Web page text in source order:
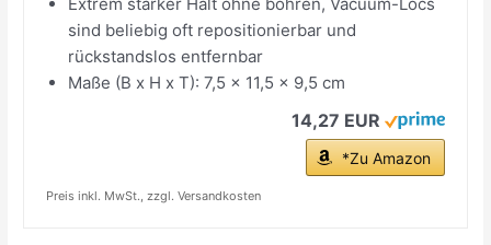
sind beliebig oft repositionierbar und
rückstandslos entfernbar
Maße (B x H x T): 7,5 x 11,5 x 9,5 cm
14,27 EUR
*Zu Amazon
Preis inkl. MwSt., zzgl. Versandkosten